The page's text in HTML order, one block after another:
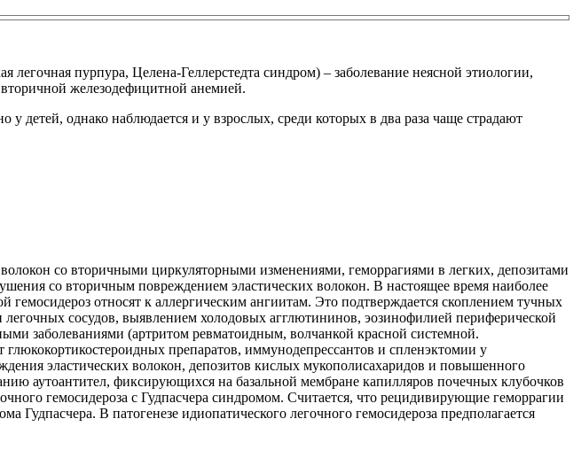
пурпура, Целена-Геллерстедта синдром) – заболевание неясной этиологии,
железодефицитной анемией.
детей, однако наблюдается и у взрослых, среди которых в два раза чаще страдают
со вторичными циркуляторными изменениями, геморрагиями в легких, депозитами
со вторичным повреждением эластических волокон. В настоящее время наиболее
гемосидероз относят к аллергическим ангиитам. Это подтверждается скоплением тучных
сосудов, выявлением холодовых агглютининов, эозинофилией периферической
заболеваниями (артритом ревматоидным, волчанкой красной системной.
препаратов, иммунодепрессантов и спленэктомии у
эластических волокон, депозитов кислых мукополисахаридов и повышенного
аутоантител, фиксирующихся на базальной мембране капилляров почечных клубочков
гемосидероза с Гудпасчера синдромом. Считается, что рецидивирующие геморрагии
Гудпасчера. В патогенезе идиопатического легочного гемосидероза предполагается